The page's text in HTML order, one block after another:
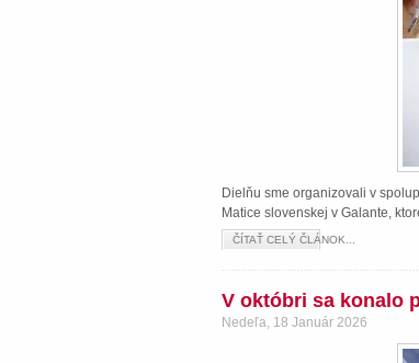
Dielňu sme organizovali v
Matice slovenskej v Galante,
ČÍTAŤ CELÝ ČLÁNOK...
V októbri sa konalo
Nedeľa, 18 Január 2026